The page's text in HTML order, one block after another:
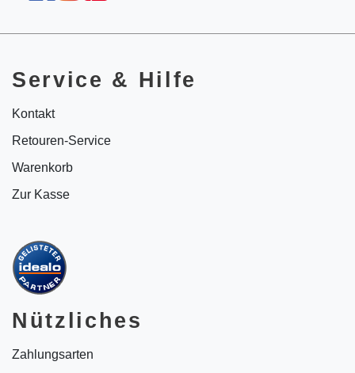
Service & Hilfe
Kontakt
Retouren-Service
Warenkorb
Zur Kasse
Nützliches
Zahlungsarten